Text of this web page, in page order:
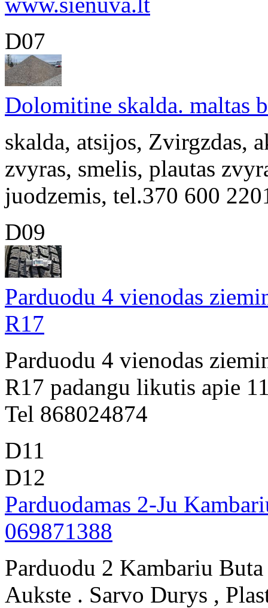
D07
Dolomitine skalda. maltas
skalda, atsijos, Zvirgzdas,
zvyras, smelis, plautas
juodzemis, tel.370 600
D09
Parduodu 4 vienodas
R17
Parduodu 4 vienodas
R17 padangu likutis apie
Tel 868024874
D11
D12
Parduodamas 2-Ju
069871388
Parduodu 2 Kambariu
Aukste . Sarvo Durys ,